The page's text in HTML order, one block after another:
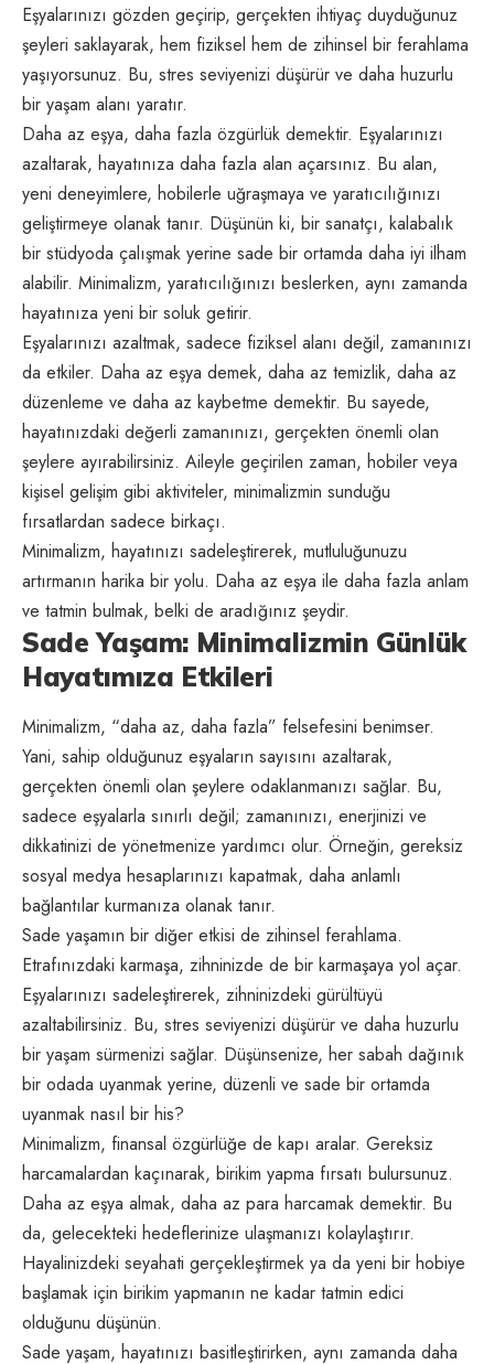
Eşyalarınızı gözden geçirip, gerçekten ihtiyaç duyduğunuz
şeyleri saklayarak, hem fiziksel hem de zihinsel bir ferahlama
yaşıyorsunuz. Bu, stres seviyenizi düşürür ve daha huzurlu
bir yaşam alanı yaratır.
Daha az eşya, daha fazla özgürlük demektir. Eşyalarınızı
azaltarak, hayatınıza daha fazla alan açarsınız. Bu alan,
yeni deneyimlere, hobilerle uğraşmaya ve yaratıcılığınızı
geliştirmeye olanak tanır. Düşünün ki, bir sanatçı, kalabalık
bir stüdyoda çalışmak yerine sade bir ortamda daha iyi ilham
alabilir. Minimalizm, yaratıcılığınızı beslerken, aynı zamanda
hayatınıza yeni bir soluk getirir.
Eşyalarınızı azaltmak, sadece fiziksel alanı değil, zamanınızı
da etkiler. Daha az eşya demek, daha az temizlik, daha az
düzenleme ve daha az kaybetme demektir. Bu sayede,
hayatınızdaki değerli zamanınızı, gerçekten önemli olan
şeylere ayırabilirsiniz. Aileyle geçirilen zaman, hobiler veya
kişisel gelişim gibi aktiviteler, minimalizmin sunduğu
fırsatlardan sadece birkaçı.
Minimalizm, hayatınızı sadeleştirerek, mutluluğunuzu
artırmanın harika bir yolu. Daha az eşya ile daha fazla anlam
ve tatmin bulmak, belki de aradığınız şeydir.
Sade Yaşam: Minimalizmin Günlük
Hayatımıza Etkileri
Minimalizm, “daha az, daha fazla” felsefesini benimser.
Yani, sahip olduğunuz eşyaların sayısını azaltarak,
gerçekten önemli olan şeylere odaklanmanızı sağlar. Bu,
sadece eşyalarla sınırlı değil; zamanınızı, enerjinizi ve
dikkatinizi de yönetmenize yardımcı olur. Örneğin, gereksiz
sosyal medya hesaplarınızı kapatmak, daha anlamlı
bağlantılar kurmanıza olanak tanır.
Sade yaşamın bir diğer etkisi de zihinsel ferahlama.
Etrafınızdaki karmaşa, zihninizde de bir karmaşaya yol açar.
Eşyalarınızı sadeleştirerek, zihninizdeki gürültüyü
azaltabilirsiniz. Bu, stres seviyenizi düşürür ve daha huzurlu
bir yaşam sürmenizi sağlar. Düşünsenize, her sabah dağınık
bir odada uyanmak yerine, düzenli ve sade bir ortamda
uyanmak nasıl bir his?
Minimalizm, finansal özgürlüğe de kapı aralar. Gereksiz
harcamalardan kaçınarak, birikim yapma fırsatı bulursunuz.
Daha az eşya almak, daha az para harcamak demektir. Bu
da, gelecekteki hedeflerinize ulaşmanızı kolaylaştırır.
Hayalinizdeki seyahati gerçekleştirmek ya da yeni bir hobiye
başlamak için birikim yapmanın ne kadar tatmin edici
olduğunu düşünün.
Sade yaşam, hayatınızı basitleştirirken, aynı zamanda daha